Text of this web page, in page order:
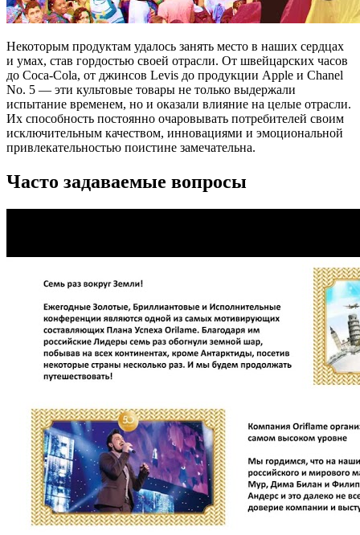
Некоторым продуктам удалось занять место в наших сердцах
и умах, став гордостью своей отрасли. От швейцарских часов
до Coca-Cola, от джинсов Levis до продукции Apple и Chanel
No. 5 — эти культовые товары не только выдержали
испытание временем, но и оказали влияние на целые отрасли.
Их способность постоянно очаровывать потребителей своим
исключительным качеством, инновациями и эмоциональной
привлекательностью поистине замечательна.
Часто задаваемые вопросы